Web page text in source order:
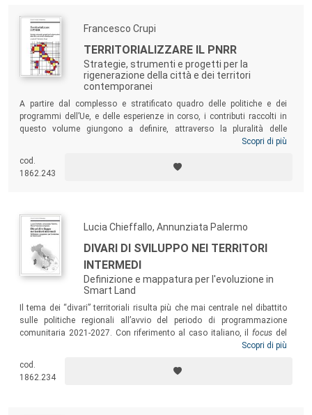
Francesco Crupi
TERRITORIALIZZARE IL PNRR
Strategie, strumenti e progetti per la
rigenerazione della città e dei territori
contemporanei
A partire dal complesso e stratificato quadro delle politiche e dei
programmi dell’Ue, e delle esperienze in corso, i contributi raccolti in
questo volume giungono a definire, attraverso la pluralità delle
prospettive e delle angolazioni, le enormi possibilità di innovazione e di
offrire, come l’adozione di piattaforme tecnologiche per il Digital Twin,
l’implementazione di metodi di
territori.
Scopri di più
cod.
1862.243
Lucia Chieffallo, Annunziata Palermo
DIVARI DI SVILUPPO NEI TERRITORI
INTERMEDI
Definizione e mappatura per l'evoluzione in
Smart Land
Il tema dei “divari” territoriali risulta più che mai centrale nel dibattito
sulle politiche regionali all’avvio del periodo di programmazione
comunitaria 2021-2027. Con riferimento al caso italiano, ilfocus del
volume è rivolto alla mappatura dei territori non perimetrati dalla
polarizzazione spaziale prodotto dai centri urbani più attrattivi. Per
promuoverne una effettiva rigenerazione territoriale orientata alla
Scopri di più
cod.
1862.234